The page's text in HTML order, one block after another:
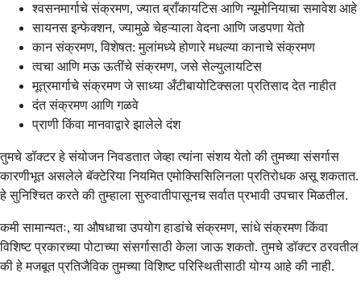
श्वसनमार्गाचे संक्रमण, ज्यात ब्राँकायटिस आणि न्यूमोनियाचा समावेश आहे
सायनस इन्फेक्शन, ज्यामुळे चेहऱ्याला वेदना आणि जडपणा येतो
कान संक्रमण, विशेषत: मुलांमध्ये होणारे मधल्या कानाचे संक्रमण
त्वचा आणि मऊ ऊतींचे संक्रमण, जसे सेल्युलायटिस
मूत्रमार्गाचे संक्रमण जे साध्या अँटीबायोटिक्सला प्रतिसाद देत नाहीत
दंत संक्रमण आणि गळवे
प्राणी किंवा मानवाद्वारे झालेले दंश
तुमचे डॉक्टर हे संयोजन निवडतात जेव्हा त्यांना संशय येतो की तुमच्या संसर्गास
कारणीभूत असलेले बॅक्टेरिया नियमित एमोक्सिसिलिनला प्रतिरोधक असू शकतात.
हे सुनिश्चित करते की तुम्हाला सुरुवातीपासूनच सर्वात प्रभावी उपचार मिळतील.
कमी सामान्यतः, या औषधाचा उपयोग हाडांचे संक्रमण, सांधे संक्रमण किंवा
विशिष्ट प्रकारच्या पोटाच्या संसर्गासाठी केला जाऊ शकतो. तुमचे डॉक्टर ठरवतील
की हे मजबूत प्रतिजैविक तुमच्या विशिष्ट परिस्थितीसाठी योग्य आहे की नाही.